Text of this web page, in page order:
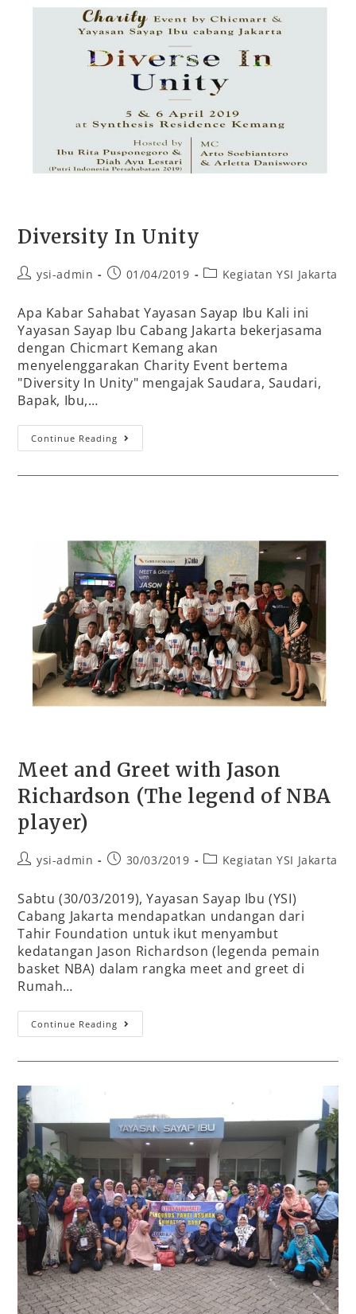
Diversity In Unity
ysi-admin 01/04/2019 Kegiatan YSI Jakarta
Apa Kabar Sahabat Yayasan Sayap Ibu Kali ini
Yayasan Sayap Ibu Cabang Jakarta bekerjasama
dengan Chicmart Kemang akan
menyelenggarakan Charity Event bertema
"Diversity In Unity" mengajak Saudara, Saudari,
Bapak, Ibu,…
Continue Reading
Meet and Greet with Jason
Richardson (The legend of NBA
player)
ysi-admin 30/03/2019 Kegiatan YSI Jakarta
Sabtu (30/03/2019), Yayasan Sayap Ibu (YSI)
Cabang Jakarta mendapatkan undangan dari
Tahir Foundation untuk ikut menyambut
kedatangan Jason Richardson (legenda pemain
basket NBA) dalam rangka meet and greet di
Rumah…
Continue Reading